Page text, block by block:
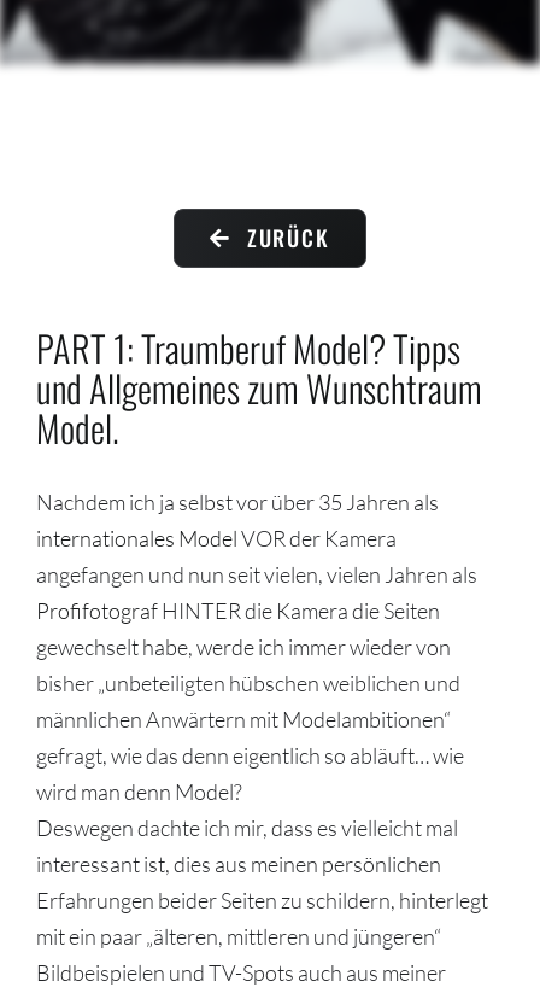
Contact me
ZURÜCK
PART 1: Traumberuf Model? Tipps
und Allgemeines zum Wunschtraum
Model.
Nachdem ich ja selbst vor über 35 Jahren als
internationales ModelVOR der Kamera
angefangen und nun seit vielen, vielen Jahren als
ProfifotografHINTER die Kamera die Seiten
gewechselt habe, werde ich immer wieder von
bisher „unbeteiligten hübschen weiblichen und
männlichen Anwärtern mit Modelambitionen“
gefragt, wie das denn eigentlich so abläuft… wie
wird man denn Model?
Deswegen dachte ich mir, dass es vielleicht mal
interessant ist, dies aus meinen persönlichen
Erfahrungen beider Seiten zu schildern, hinterlegt
mit ein paar „älteren, mittleren und jüngeren“
Bildbeispielen und TV-Spots auch aus meiner